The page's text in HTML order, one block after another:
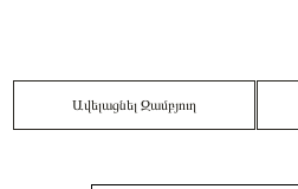
Ավելացնել Զամբյուղ